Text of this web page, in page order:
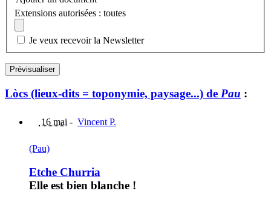
Extensions autorisées : toutes
Je veux recevoir la Newsletter
Lòcs (lieux-dits = toponymie, paysage...) de Pau :
16 mai - Vincent P.
(Pau)
Etche Churria
Elle est bien blanche !